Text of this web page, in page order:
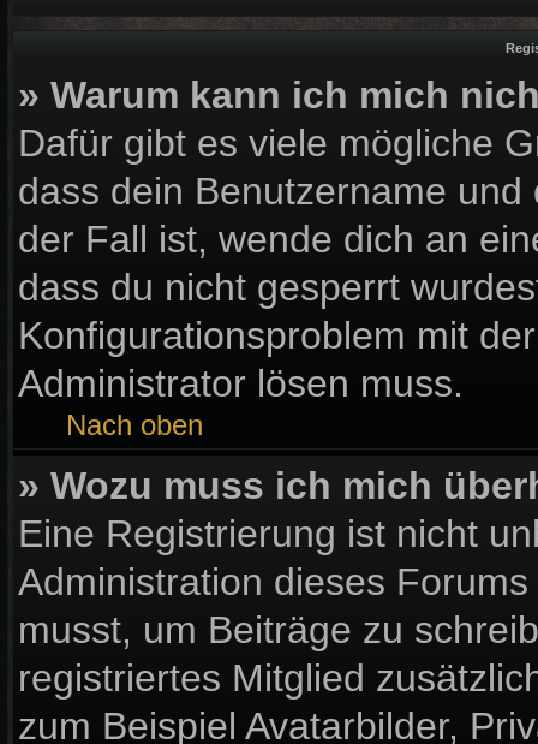
» Warum kann ich mich
Dafür gibt es viele mögliche
dass dein Benutzername
der Fall ist, wende dich an
dass du nicht gesperrt
Konfigurationsproblem mit
Administrator lösen muss.
Nach oben
» Wozu muss ich mich
Eine Registrierung ist nicht
Administration dieses
musst, um Beiträge zu
registriertes Mitglied
zum Beispiel Avatarbilder,